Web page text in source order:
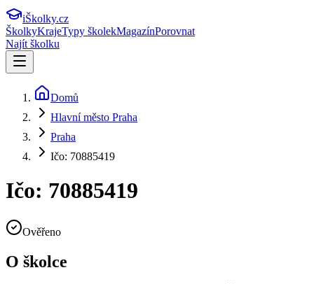
iŠkolky.cz
ŠkolkyKrajeTypy školekMagazínPorovnat
Najít školku
Domů
Hlavní město Praha
Praha
Ičo: 70885419
Ičo: 70885419
Ověřeno
O školce